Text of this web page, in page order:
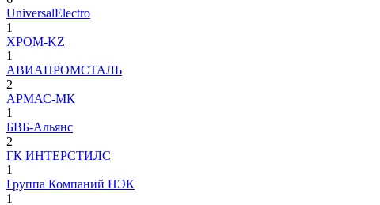
UniversalElectro
1
XPOM-KZ
1
АВИАПРОМСТАЛЬ
2
АРМАС-МК
1
БВБ-Альянс
2
ГК ИНТЕРСТИЛС
1
Группа Компаний НЭК
1